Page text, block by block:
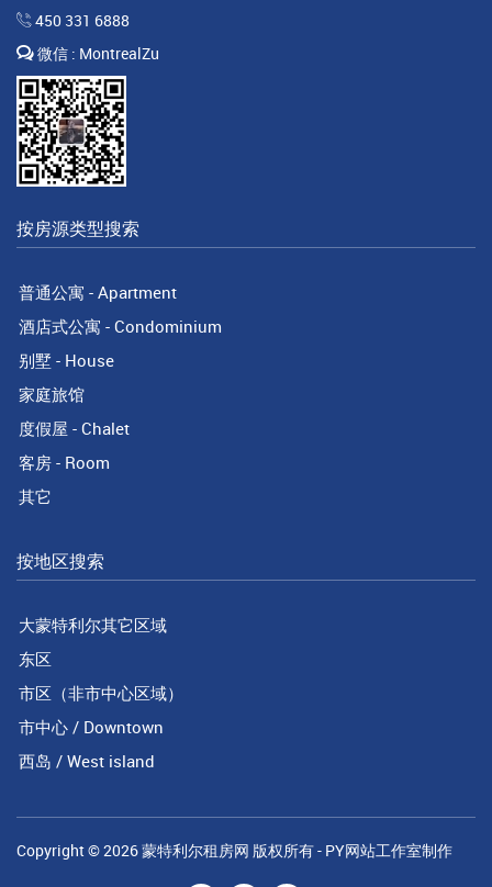
450 331 6888
微信 : MontrealZu
按房源类型搜索
普通公寓 - Apartment
酒店式公寓 - Condominium
别墅 - House
家庭旅馆
度假屋 - Chalet
客房 - Room
其它
按地区搜索
大蒙特利尔其它区域
东区
市区（非市中心区域）
市中心 / Downtown
西岛 / West island
Copyright © 2026蒙特利尔租房网 版权所有 - PY网站工作室制作